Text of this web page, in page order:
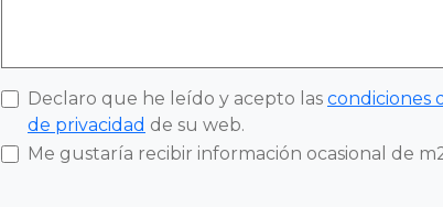
Declaro que he leído y acepto las condiciones
de privacidad de su web.
Me gustaría recibir información ocasional de